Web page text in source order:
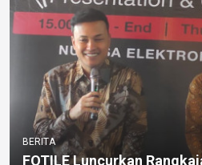
BERITA
FOTILE Luncurkan